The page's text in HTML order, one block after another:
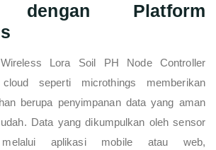
dengan Platform
Wireless Lora Soil PH Node Controller
seperti microthings memberikan
berupa penyimpanan data yang aman
Data yang dikumpulkan oleh sensor
aplikasi mobile atau web,